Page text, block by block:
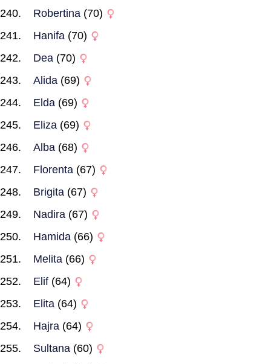
Robertina (70)
Hanifa (70)
Dea (70)
Alida (69)
Elda (69)
Eliza (69)
Alba (68)
Florenta (67)
Brigita (67)
Nadira (67)
Hamida (66)
Melita (66)
Elif (64)
Elita (64)
Hajra (64)
Sultana (60)